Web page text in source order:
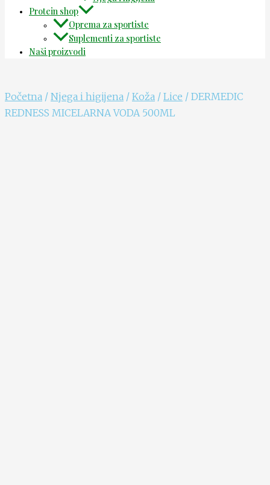
Protein shop
Oprema za sportiste
Suplementi za sportiste
Naši proizvodi
Početna / Njega i higijena / Koža / Lice / DERMEDIC
REDNESS MICELARNA VODA 500ML